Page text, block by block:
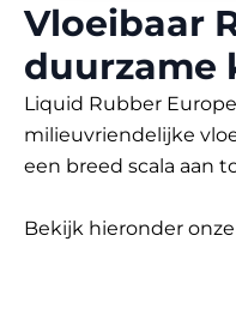
Vloeibaar
duurzame
Liquid Rubber
milieuvriendelijke
een breed scala aan
Bekijk hieronder